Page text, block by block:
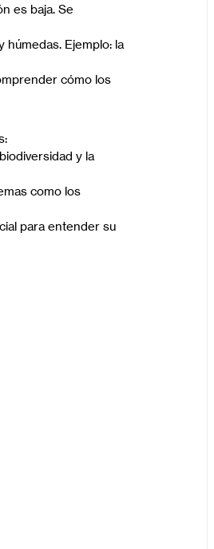
es baja. Se
húmedas. Ejemplo: la
cómo los
y la
como los
para entender su